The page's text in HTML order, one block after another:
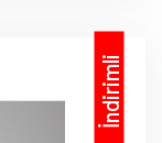
İndirimli